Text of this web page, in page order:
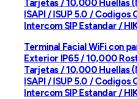
Tarjetas / 10,000 Huellas
ISAPI / ISUP 5.0 / Codigos
Intercom SIP Estandar /
Terminal Facial WiFi con
Exterior IP65 / 10,000
Tarjetas / 10,000 Huellas
ISAPI / ISUP 5.0 / Codigos
Intercom SIP Estandar /